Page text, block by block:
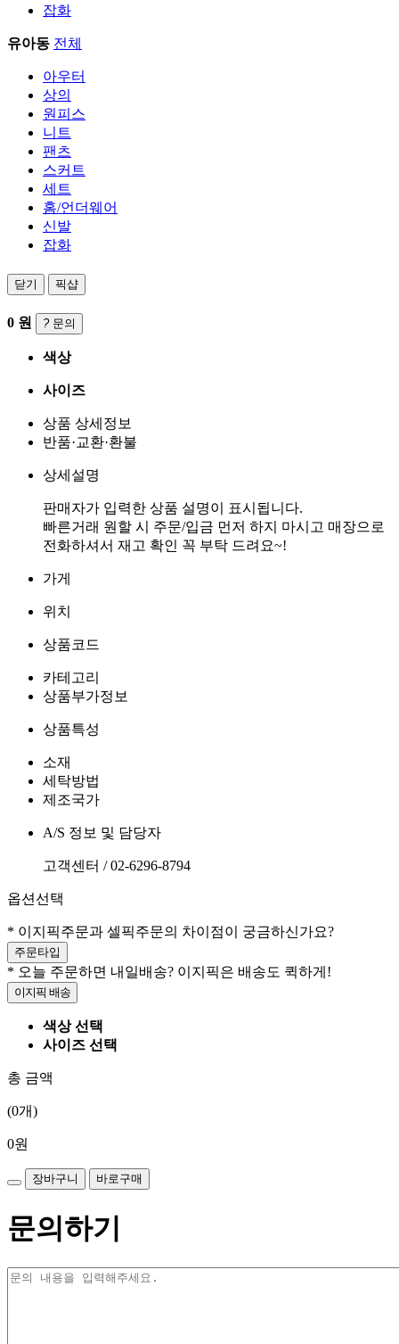
잡화
유아동 전체
아우터
상의
원피스
니트
팬츠
스커트
세트
홈/언더웨어
신발
잡화
닫기 픽샵
0 원 ? 문의
색상
사이즈
상품 상세정보
반품·교환·환불
상세설명
판매자가 입력한 상품 설명이 표시됩니다.
빠른거래 원할 시 주문/입금 먼저 하지 마시고 매장으로
가게
위치
상품코드
카테고리
상품부가정보
상품특성
소재
세탁방법
제조국가
A/S 정보 및 담당자
고객센터 / 02-6296-8794
옵션선택
* 이지픽주문과 셀픽주문의 차이점이 궁금하신가요?
주문타입
* 오늘 주문하면 내일배송? 이지픽은 배송도 퀵하게!
이지픽 배송
색상 선택
사이즈 선택
총 금액
(0개)
0원
장바구니 바로구매
문의하기